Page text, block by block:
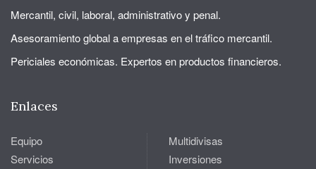
Mercantil, civil, laboral, administrativo y penal.
Asesoramiento global a empresas en el tráfico mercantil.
Periciales económicas. Expertos en productos financieros.
Enlaces
Equipo
Servicios
Multidivisas
Inversiones